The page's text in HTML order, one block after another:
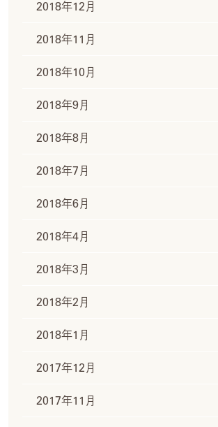
2018年12月
2018年11月
2018年10月
2018年9月
2018年8月
2018年7月
2018年6月
2018年4月
2018年3月
2018年2月
2018年1月
2017年12月
2017年11月